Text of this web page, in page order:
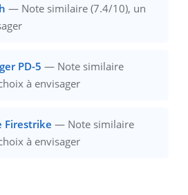
— Note similaire (7.4/10), un
PD-5 — Note similaire
à envisager
Firestrike — Note similaire
à envisager